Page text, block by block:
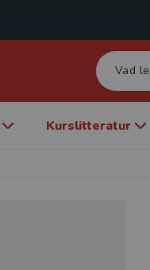
Kurslitteratur